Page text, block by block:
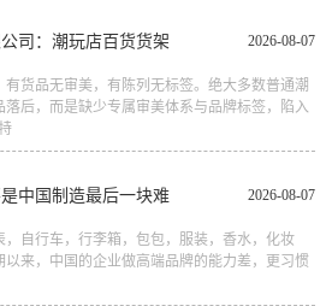
2026-08-07
司：潮玩店百货货架
货品无审美，有陈列无标签。绝大多数普通潮
后，而是缺少专属审美体系与品牌标签，陷入
2026-08-07
中国制造最后一块难
行车，行李箱，包包，服装，香水，化妆
，中国的企业做高端品牌的能力差，更习惯